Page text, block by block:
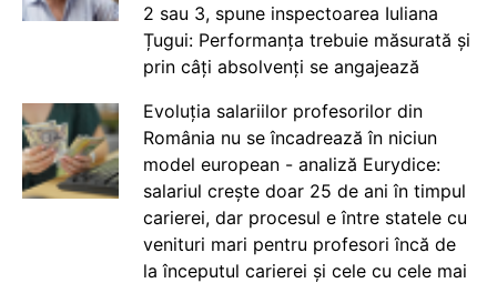
2 sau 3, spune inspectoarea Iuliana
Țugui: Performanța trebuie măsurată și
prin câți absolvenți se angajează
Evoluția salariilor profesorilor din
România nu se încadrează în niciun
model european - analiză Eurydice:
salariul crește doar 25 de ani în timpul
carierei, dar procesul e între statele cu
venituri mari pentru profesori încă de
la începutul carierei și cele cu cele mai